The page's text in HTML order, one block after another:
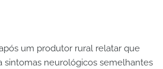
um produtor rural relatar que
sintomas neurológicos semelhantes